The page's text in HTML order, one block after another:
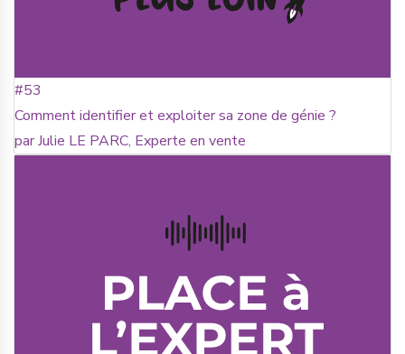
#53
Comment identifier et exploiter sa zone de génie ?
par Julie LE PARC, Experte en vente